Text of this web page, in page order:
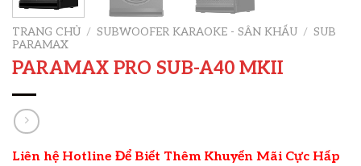
TRANG CHỦ / SUBWOOFER KARAOKE - SÂN KHẤU / SUB
PARAMAX
PARAMAX PRO SUB-A40 MKII
Liên hệ Hotline Để Biết Thêm Khuyến Mãi Cực Hấp